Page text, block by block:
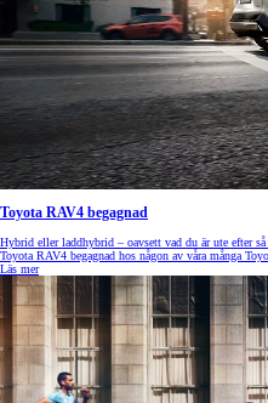
Toyota RAV4 begagnad
Hybrid eller laddhybrid – oavsett vad du är ute efter
Toyota RAV4 begagnad hos någon av våra många
Läs mer